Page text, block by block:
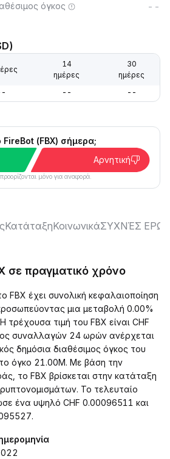
όγκος --
14
ημέρες
30
ημέρες
-- --
FireBot (FBX) σήμερα;
Αρνητική
μόνο για αναφορά.
ΚατάταξηΚοινωνικάΣΥΧΝΈΣ
σε πραγματικό χρόνο
FBX έχει συνολική κεφαλαιοποίηση
μια μεταβολή 0.00%
τιμή του FBX είναι CHF
συναλλαγών 24 ωρών ανέρχεται
δημόσια διαθέσιμος όγκος του
όγκο 21.00M. Με βάση την
το FBX βρίσκεται στην κατάταξη
Το τελευταίο
ένα υψηλό CHF 0.00096511 και